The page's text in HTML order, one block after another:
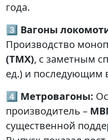
года.
3️⃣ Вагоны
Производство
(ТМХ), с заметным
ед.) и последующим
4️⃣ Метровагоны:
производитель –
существенной